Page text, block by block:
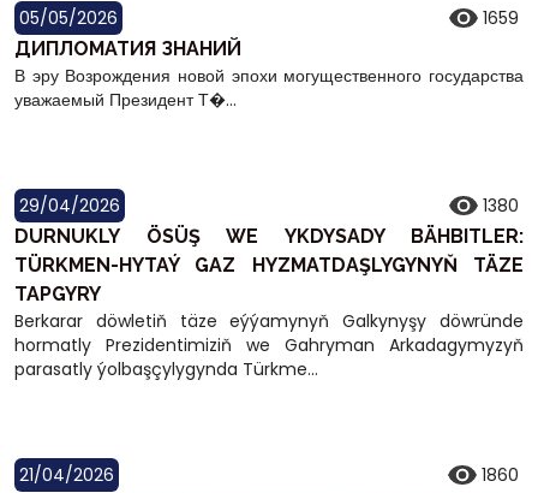
05/05/2026 1659
ДИПЛОМАТИЯ ЗНАНИЙ
В эру Возрождения новой эпохи могущественного государства
уважаемый Президент Т�...
29/04/2026 1380
DURNUKLY ÖSÜŞ WE YKDYSADY BÄHBITLER:
TÜRKMEN-HYTAÝ GAZ HYZMATDAŞLYGYNYŇ TÄZE
TAPGYRY
Berkarar döwletiň täze eýýamynyň Galkynyşy döwründe
hormatly Prezidentimiziň we Gahryman Arkadagymyzyň
parasatly ýolbaşçylygynda Türkme...
21/04/2026 1860